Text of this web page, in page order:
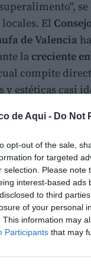
de Aqui - Do Not
opt-out of the sale,
for targeted
selection. Please
interest-based ads
to third
of your personal
This information may
Participants that may
El
de Valencia
la creciente
compite
estéticas casi
la DO,
actualidad,dos
se aclare
principal. Ante
no basta con
de la DO
.